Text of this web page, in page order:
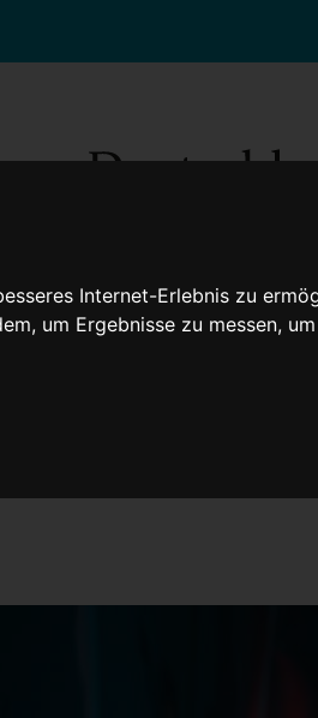
Internet-Erlebnis zu
um Ergebnisse zu messen,